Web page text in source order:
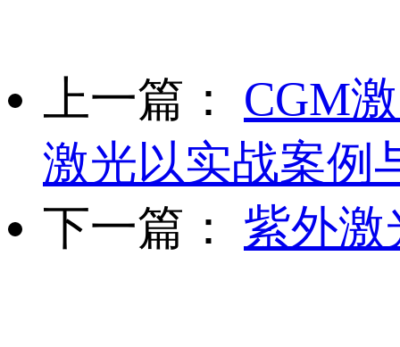
上一篇：
CGM
激光以实战案例
下一篇：
紫外激